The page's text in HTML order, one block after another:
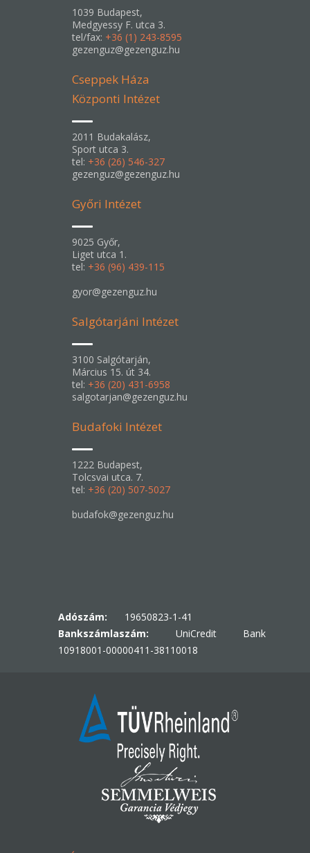
1039 Budapest,
Medgyessy F. utca 3.
tel/fax: +36 (1) 243-8595
gezenguz@gezenguz.hu
Cseppek Háza
Központi Intézet
2011 Budakalász,
Sport utca 3.
tel: +36 (26) 546-327
gezenguz@gezenguz.hu
Győri Intézet
9025 Győr,
Liget utca 1.
tel: +36 (96) 439-115
gyor@gezenguz.hu
Salgótarjáni Intézet
3100 Salgótarján,
Március 15. út 34.
tel: +36 (20) 431-6958
salgotarjan@gezenguz.hu
Budafoki Intézet
1222 Budapest,
Tolcsvai utca. 7.
tel: +36 (20) 507-5027
budafok@gezenguz.hu
Adószám: 19650823-1-41
Bankszámlaszám: UniCredit Bank
10918001-00000411-38110018